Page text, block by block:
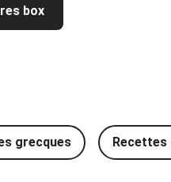
box
grecques Recettes